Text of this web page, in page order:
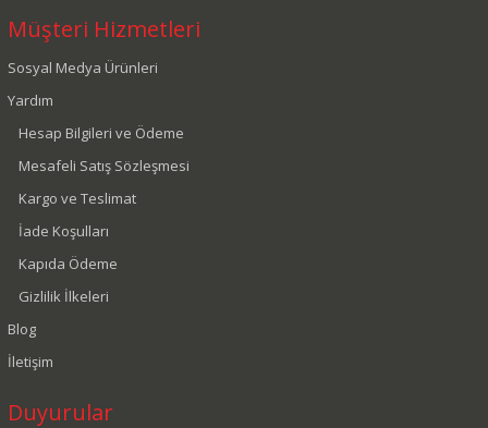
Müşteri Hizmetleri
Sosyal Medya Ürünleri
Yardım
Hesap Bilgileri ve Ödeme
Mesafeli Satış Sözleşmesi
Kargo ve Teslimat
İade Koşulları
Kapıda Ödeme
Gizlilik İlkeleri
Blog
İletişim
Duyurular